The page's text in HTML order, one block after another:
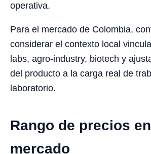
operativa.
Para el mercado de Colombia,
considerar el contexto local
labs, agro-industry, biotech y
del producto a la carga real de
laboratorio.
Rango de precios en
mercado